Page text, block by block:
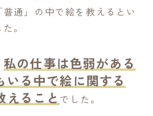
通」の中で絵を教えるとい
。
私の仕事は色弱がある
る中で絵に関する
えること でした。